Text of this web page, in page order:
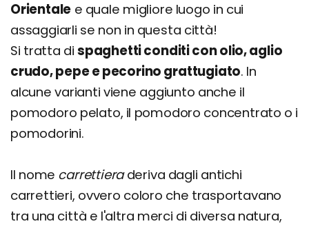
Orientale e quale migliore luogo in cui
assaggiarli se non in questa città!
Si tratta di spaghetti conditi con olio, aglio
crudo, pepe e pecorino grattugiato. In
alcune varianti viene aggiunto anche il
pomodoro pelato, il pomodoro concentrato o i
pomodorini.
Il nome carrettieraderiva dagli antichi
carrettieri, ovvero coloro che trasportavano
tra una città e l'altra merci di diversa natura,